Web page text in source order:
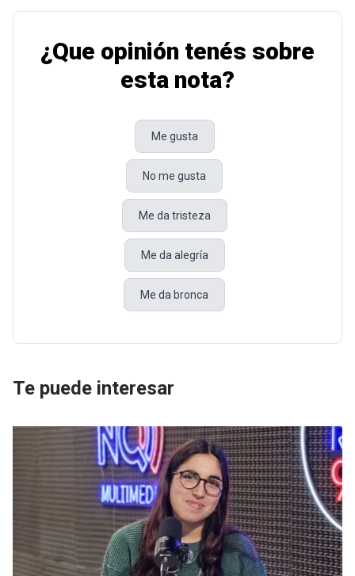
¿Que opinión tenés sobre
esta nota?
Me gusta
No me gusta
Me da tristeza
Me da alegría
Me da bronca
Te puede interesar